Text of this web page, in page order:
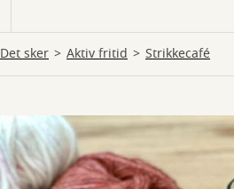
Det sker Aktiv fritid Strikkecafé